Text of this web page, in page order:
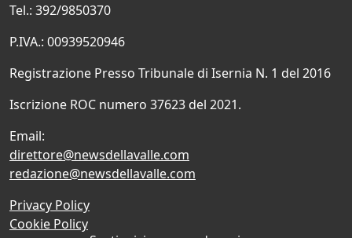
Tel.: 392/9850370
P.IVA.: 00939520946
Registrazione Presso Tribunale di Isernia N. 1 del 2016
Iscrizione ROC numero 37623 del 2021.
Email:
direttore@newsdellavalle.com
redazione@newsdellavalle.com
Privacy Policy
Cookie Policy